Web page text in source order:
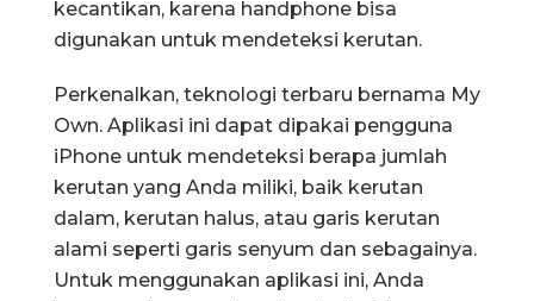
kecantikan, karena handphone bisa
digunakan untuk mendeteksi kerutan.
Perkenalkan, teknologi terbaru bernama My
Own. Aplikasi ini dapat dipakai pengguna
iPhone untuk mendeteksi berapa jumlah
kerutan yang Anda miliki, baik kerutan
dalam, kerutan halus, atau garis kerutan
alami seperti garis senyum dan sebagainya.
Untuk menggunakan aplikasi ini, Anda